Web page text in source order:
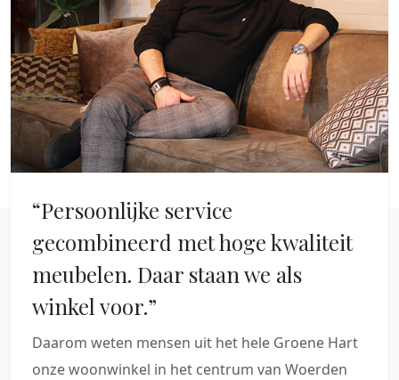
“Persoonlijke service
gecombineerd met hoge kwaliteit
meubelen. Daar staan we als
winkel voor.”
Daarom weten mensen uit het hele Groene Hart
onze woonwinkel in het centrum van Woerden